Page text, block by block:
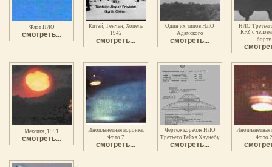
Флот НЛО
смотреть...
Китай, Тенчен, Хопель
1942
смотреть...
Один их типов НЛО
Адамского
смотреть...
НЛО
RFZ с
борту
Мексика, 1991
смотреть...
Инопланетная воронка.
Фото 7
смотреть...
Чертёж корабля НЛО
Третьего Рейха Хэунебу
смотреть...
Инопланетная
Фото 2